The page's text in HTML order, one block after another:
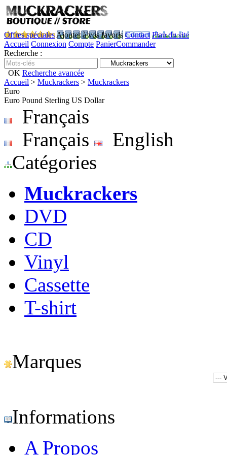
Offres spéciales Ajouter à vos favoris Contact Plan du site
Accueil Connexion Compte PanierCommander
Recherche :
OK Recherche avancée
Accueil > Muckrackers > Muckrackers
Euro
Euro Pound Sterling US Dollar
Français
Français
English
Catégories
Muckrackers
DVD
CD
Vinyl
Cassette
T-shirt
Marques
Informations
A Propos